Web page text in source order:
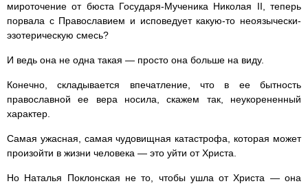
мироточение от бюста Государя-Мученика Николая II, теперь
порвала с Православием и исповедует какую-то неоязычески-
эзотерическую смесь?
И ведь она не одна такая — просто она больше на виду.
Конечно, складывается впечатление, что в ее бытность
православной ее вера носила, скажем так, неукорененный
характер.
Самая ужасная, самая чудовищная катастрофа, которая может
произойти в жизни человека — это уйти от Христа.
Но Наталья Поклонская не то, чтобы ушла от Христа — она